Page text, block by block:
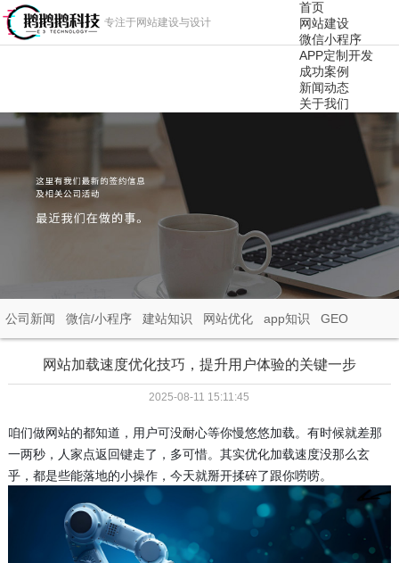
专注于网站建设与设计
首页
网站建设
微信小程序
APP定制开发
成功案例
新闻动态
关于我们
公司新闻 微信/小程序 建站知识 网站优化 app知识 GEO
网站加载速度优化技巧，提升用户体验的关键一步
2025-08-11 15:11:45
咱们做网站的都知道，用户可没耐心等你慢悠悠加载。有时候就差那
一两秒，人家点返回键走了，多可惜。其实优化加载速度没那么玄
乎，都是些能落地的小操作，今天就掰开揉碎了跟你唠唠。